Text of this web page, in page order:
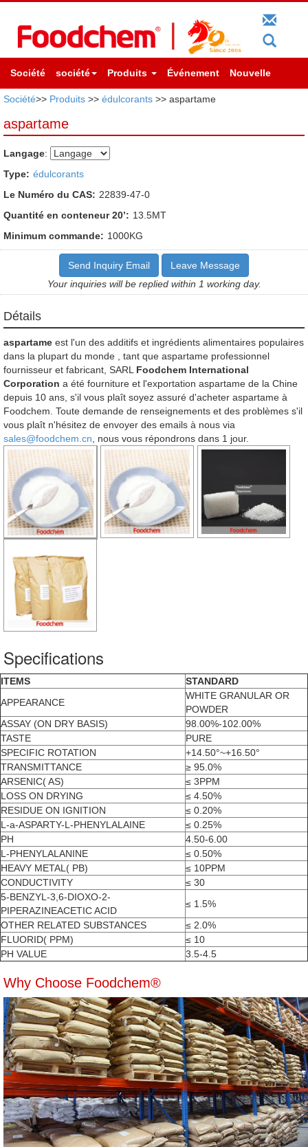
Société société Produits Événement Nouvelle
Société>> Produits >> édulcorants >> aspartame
aspartame
Langage:
Type: édulcorants
Le Numéro du CAS: 22839-47-0
Quantité en conteneur 20’: 13.5MT
Minimum commande: 1000KG
Send Inquiry Email
Leave Message
Your inquiries will be replied within 1 working day.
Détails
aspartame est l'un des additifs et ingrédients alimentaires populaires
dans la plupart du monde , tant que aspartame professionnel
fournisseur et fabricant, SARL Foodchem International
Corporation a été fourniture et l'exportation aspartame de la Chine
depuis 10 ans, s'il vous plaît soyez assuré d'acheter aspartame à
Foodchem. Toute demande de renseignements et des problèmes s'il
vous plaît n'hésitez de envoyer des emails à nous via
sales@foodchem.cn , nous vous répondrons dans 1 jour.
Specifications
ITEMS
STANDARD
APPEARANCE
WHITE GRANULAR OR
POWDER
ASSAY (ON DRY BASIS)
98.00%-102.00%
TASTE
PURE
SPECIFIC ROTATION
+14.50°~+16.50°
TRANSMITTANCE
≥ 95.0%
ARSENIC( AS)
≤ 3PPM
LOSS ON DRYING
≤ 4.50%
RESIDUE ON IGNITION
≤ 0.20%
L-a-ASPARTY-L-PHENYLALAINE
≤ 0.25%
PH
4.50-6.00
L-PHENYLALANINE
≤ 0.50%
HEAVY METAL( PB)
≤ 10PPM
CONDUCTIVITY
≤ 30
5-BENZYL-3,6-DIOXO-2-
PIPERAZINEACETIC ACID
≤ 1.5%
OTHER RELATED SUBSTANCES
≤ 2.0%
FLUORID( PPM)
≤ 10
PH VALUE
3.5-4.5
Why Choose Foodchem®